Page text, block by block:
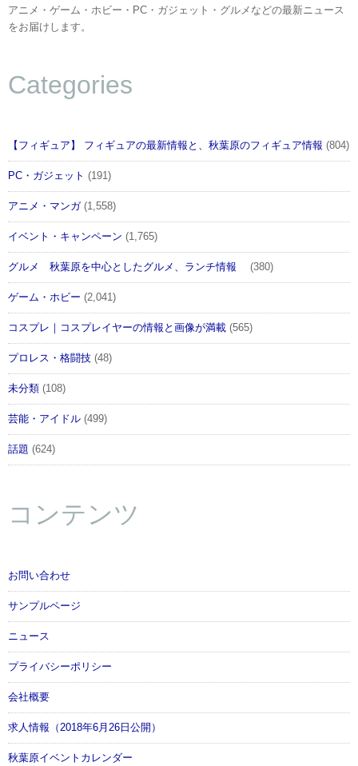
アニメ・ゲーム・ホビー・PC・ガジェット・グルメなどの最新ニュース
をお届けします。
Categories
【フィギュア】 フィギュアの最新情報と、秋葉原のフィギュア情報 (804)
PC・ガジェット (191)
アニメ・マンガ(1,558)
イベント・キャンペーン (1,765)
グルメ 秋葉原を中心としたグルメ、ランチ情報 (380)
ゲーム・ホビー (2,041)
コスプレ｜コスプレイヤーの情報と画像が満載 (565)
プロレス・格闘技 (48)
未分類 (108)
芸能・アイドル (499)
話題 (624)
コンテンツ
お問い合わせ
サンプルページ
ニュース
プライバシーポリシー
会社概要
求人情報（2018年6月26日公開）
秋葉原イベントカレンダー